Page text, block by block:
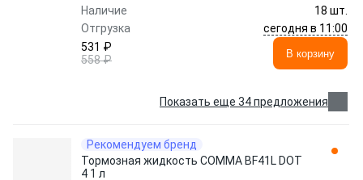
Наличие
18 шт.
Отгрузка
сегодня в 11:00
531 ₽
558 ₽
В корзину
Показать еще 34 предложения
Рекомендуем бренд
Тормозная жидкость COMMA BF41L DOT
4 1 л